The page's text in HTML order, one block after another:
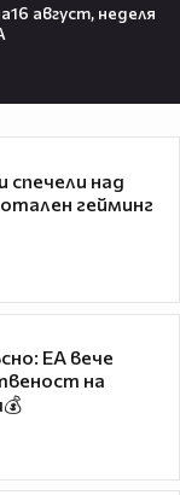
август, неделя
над
гейминг
EA вече
на